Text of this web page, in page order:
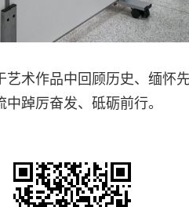
术作品中回顾历史、缅怀
踔厉奋发、砥砺前行。